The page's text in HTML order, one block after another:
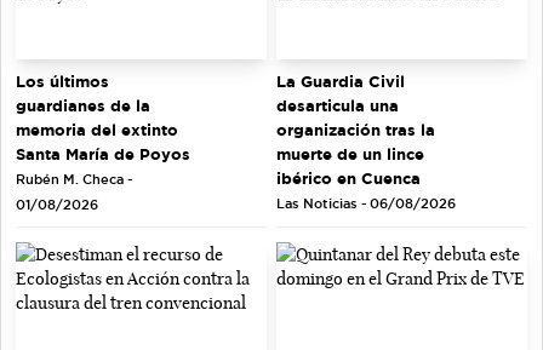
Los últimos
guardianes de la
memoria del extinto
Santa María de Poyos
Rubén M. Checa -
01/08/2026
La Guardia Civil
desarticula una
organización tras la
muerte de un lince
ibérico en Cuenca
Las Noticias - 06/08/2026